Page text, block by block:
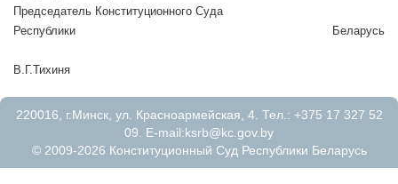
Председатель Конституционного Суда
Республики Беларусь
В.Г.Тихиня
220016, г.Минск, ул. Красноармейская, 4. Тел.: +375 17 327 52
09. E-mail:ksrb@kc.gov.by
© 2009-2026 Конституционный Суд Республики Беларусь